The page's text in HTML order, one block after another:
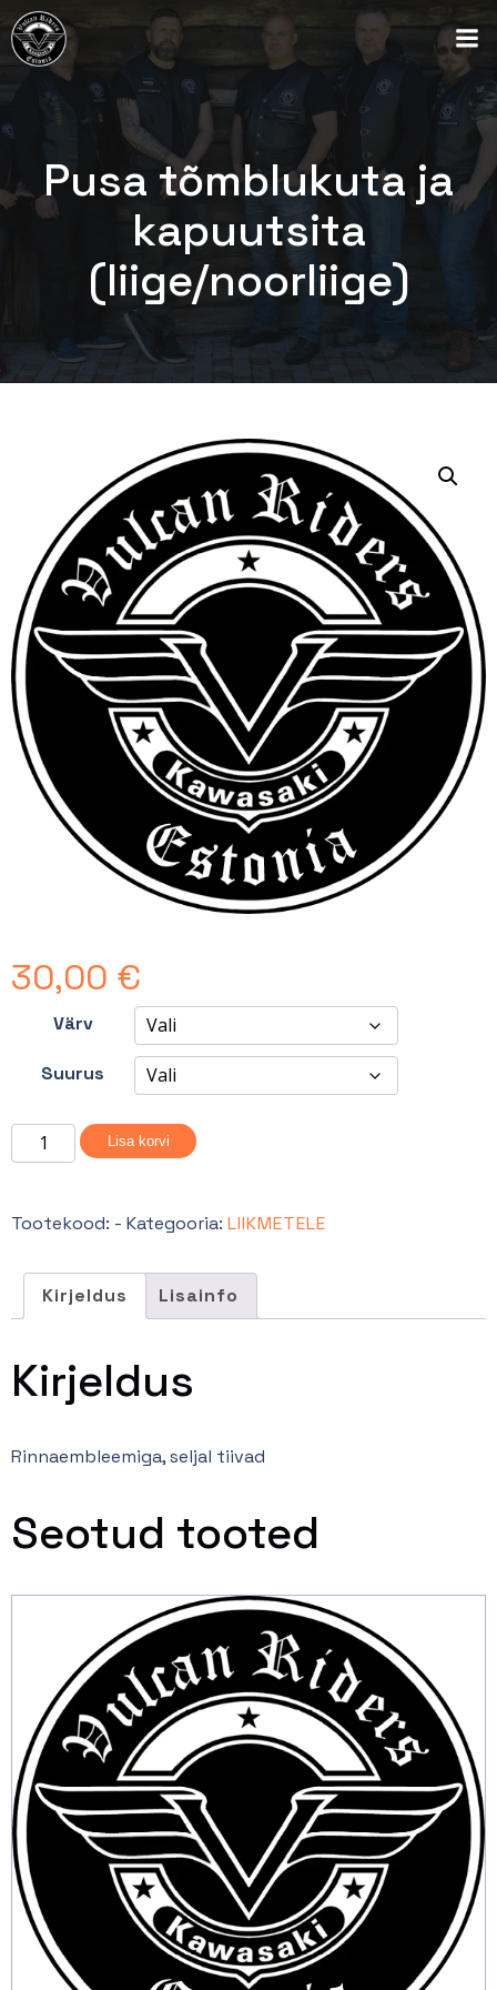
Pusa tõmblukuta ja
kapuutsita
(liige/noorliige)
30,00 €
Värv
Suurus
Pusa
tõmblukuta
kapuutsita
kogus
Lisa korvi
Tootekood: - Kategooria: LIIKMETELE
Kirjeldus Lisainfo
Kirjeldus
Rinnaembleemiga, seljal tiivad
Seotud tooted